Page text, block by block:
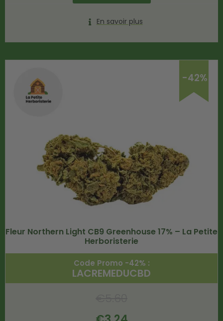
En savoir plus
-42%
Fleur Northern Light CB9 Greenhouse 17% – La Petite
Herboristerie
Code Promo -42% :
LACREMEDUCBD